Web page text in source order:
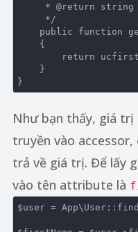
     *
@return string
     */
public
function
{
return
Như bạn thấy, giá
truyền vào
trả về giá trị. Để lấy
vào tên attribute là
$user =